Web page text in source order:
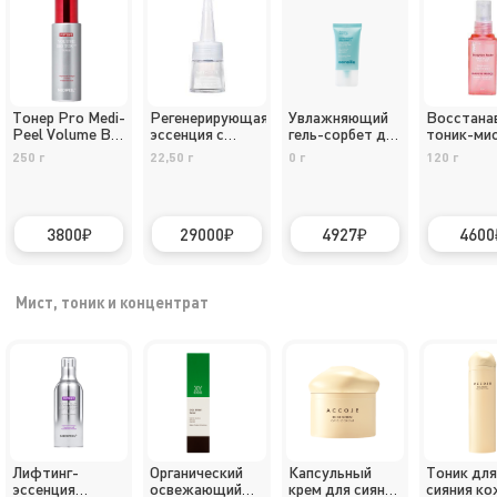
Тонер Pro Medi-
Peel Volume Bio
Tox
250 г
3800
Регенерирующая
эссенция с
живым
коллагеном и
Essence C
22,50 г
29000
Увлажняющий
гель-сорбет для
комбинированной
кожи -
Combination
Skin Hydrating
0 г
4927
тоник-
лица
Rosée
120 г
4600
Мист, тоник и концентрат
Лифтинг-
эссенция
Органический
освежающий
Капсульный
крем для сияния
Тоник для
сияния